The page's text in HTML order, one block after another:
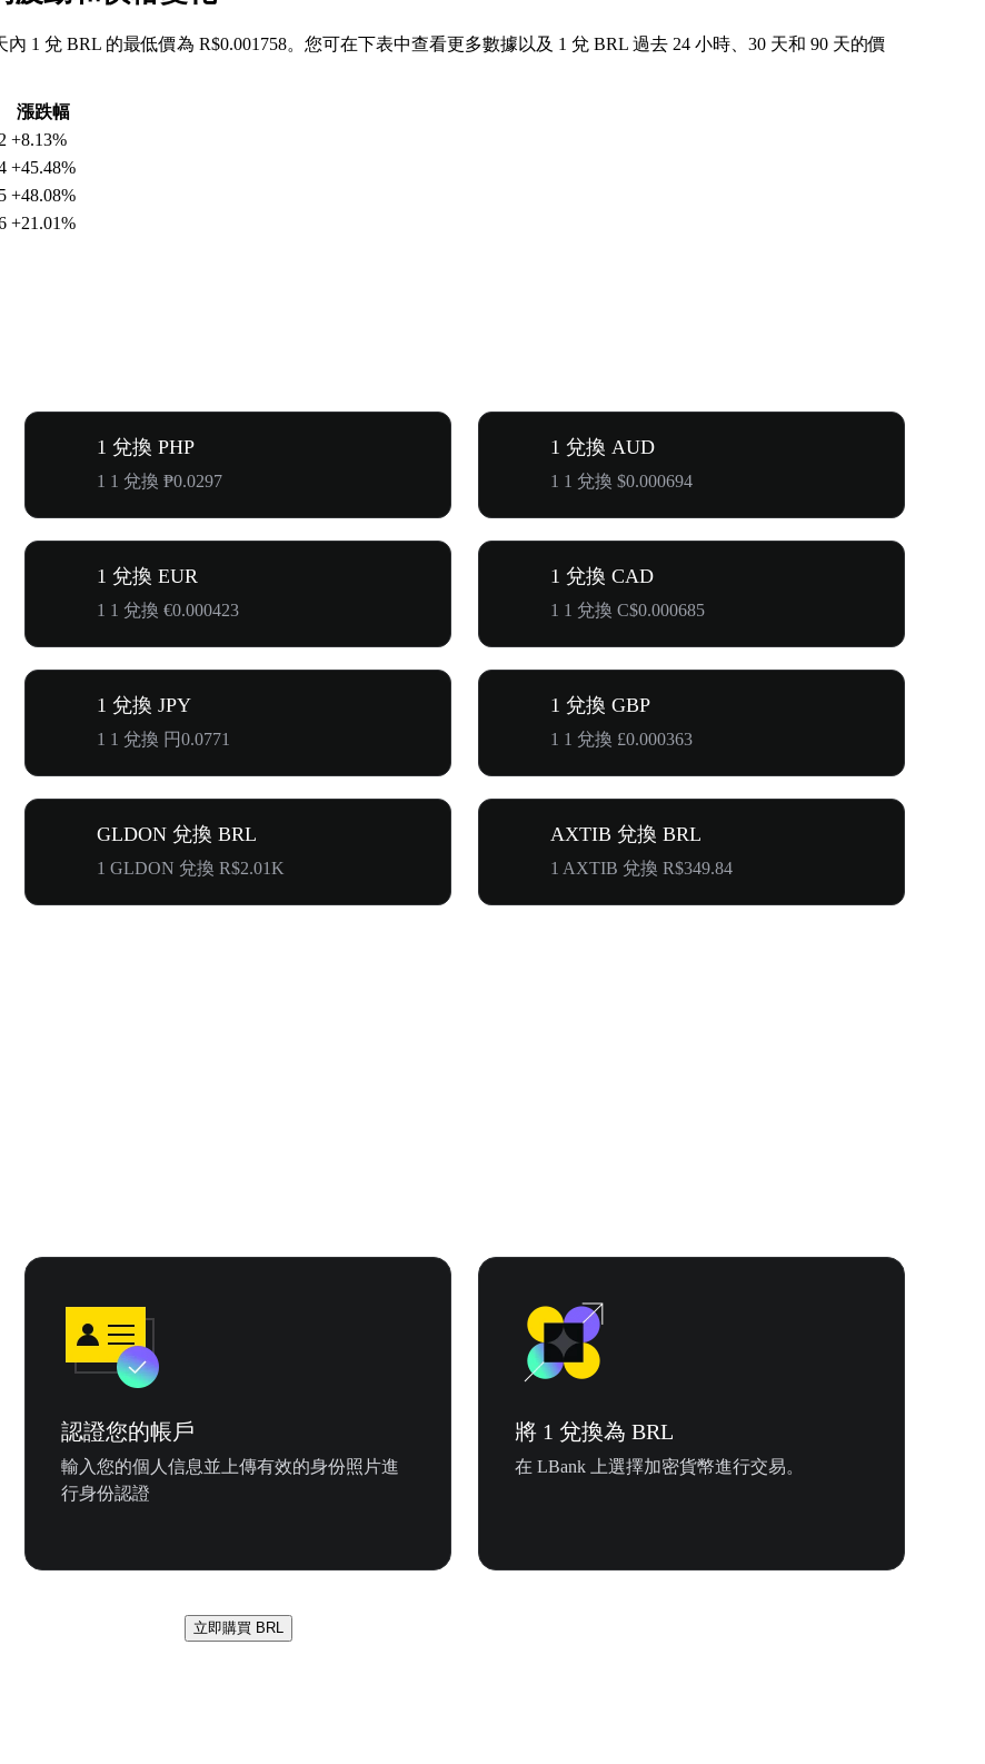
1 兌 BRL 的最低價為 R$0.001758。您可在下表中查看更多數據以及 1 兌 BRL 過去 24 小時、30 天和 90 天的價
漲跌幅
+8.13%
+45.48%
+48.08%
+21.01%
1 兌換 PHP
1 1 兌換 ₱0.0297
1 兌換 AUD
1 1 兌換 $0.000694
1 兌換 EUR
1 1 兌換 €0.000423
1 兌換 CAD
1 1 兌換 C$0.000685
1 兌換 JPY
1 1 兌換 円0.0771
1 兌換 GBP
1 1 兌換 £0.000363
GLDON 兌換 BRL
1 GLDON 兌換 R$2.01K
AXTIB 兌換 BRL
1 AXTIB 兌換 R$349.84
認證您的帳戶
輸入您的個人信息並上傳有效的身份照片進
行身份認證
將 1 兌換為 BRL
在 LBank 上選擇加密貨幣進行交易。
立即購買 BRL